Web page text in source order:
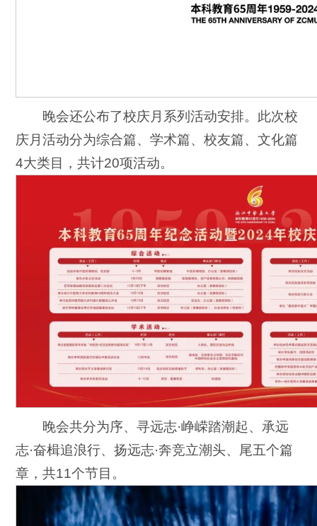
晚会还公布了校庆月系列活动安排。此次校
庆月活动分为综合篇、学术篇、校友篇、文化篇
4大类目，共计20项活动。
晚会共分为序、寻远志·峥嵘踏潮起、承远
志·奋楫追浪行、扬远志·奔竞立潮头、尾五个篇
章，共11个节目。